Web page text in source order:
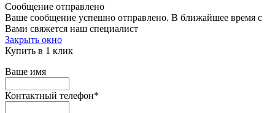
Сообщение отправлено
Ваше сообщение успешно отправлено. В ближайшее время с
Вами свяжется наш специалист
Закрыть окно
Купить в 1 клик
Ваше имя
Контактный телефон*